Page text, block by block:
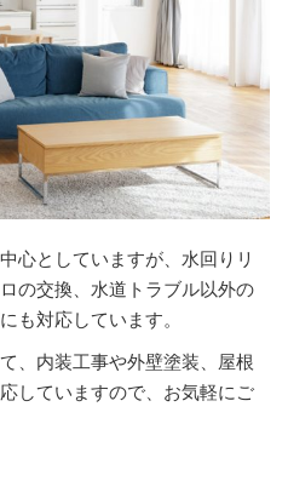
心としていますが、水回りリ
の交換、水道トラブル以外の
も対応しています。
、内装工事や外壁塗装、屋根
していますので、お気軽にご